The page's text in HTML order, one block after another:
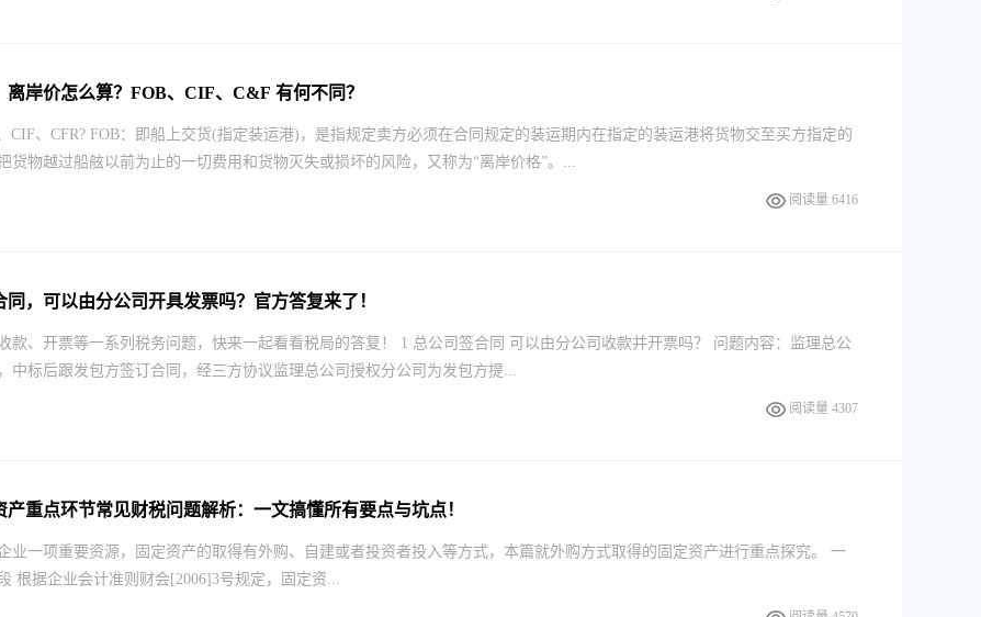
离岸价怎么算？FOB、CIF、C&F 有何不同？
CIF、CFR? FOB：即船上交货(指定装运港)，是指规定卖方必须在合同规定的装运期内在指定的装运港将货物交至买方指定的
货物越过船舷以前为止的一切费用和货物灭失或损坏的风险，又称为“离岸价格”。...
阅读量 6416
同，可以由分公司开具发票吗？官方答复来了！
款、开票等一系列税务问题，快来一起看看税局的答复！ 1 总公司签合同 可以由分公司收款并开票吗？ 问题内容：监理总公
中标后跟发包方签订合同，经三方协议监理总公司授权分公司为发包方提...
阅读量 4307
产重点环节常见财税问题解析：一文搞懂所有要点与坑点！
业一项重要资源，固定资产的取得有外购、自建或者投资者投入等方式，本篇就外购方式取得的固定资产进行重点探究。 一
根据企业会计准则财会[2006]3号规定，固定资...